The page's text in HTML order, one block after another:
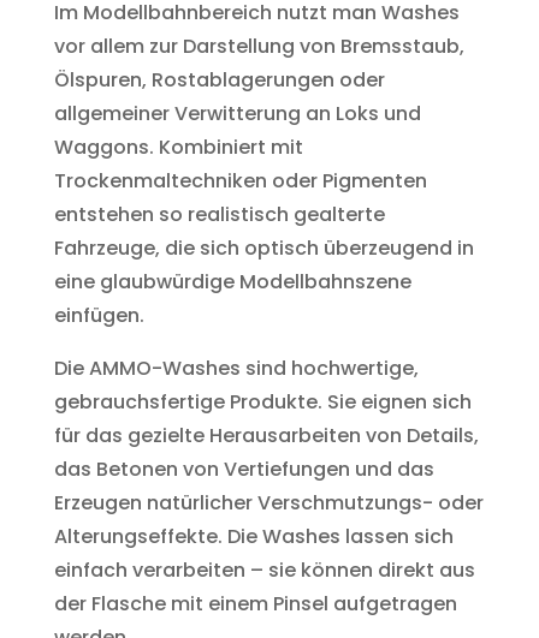
Im Modellbahnbereich nutzt man Washes
vor allem zur Darstellung von Bremsstaub,
Ölspuren, Rostablagerungen oder
allgemeiner Verwitterung an Loks und
Waggons. Kombiniert mit
Trockenmaltechniken oder Pigmenten
entstehen so realistisch gealterte
Fahrzeuge, die sich optisch überzeugend in
eine glaubwürdige Modellbahnszene
einfügen.
Die AMMO-Washes sind hochwertige,
gebrauchsfertige Produkte. Sie eignen sich
für das gezielte Herausarbeiten von Details,
das Betonen von Vertiefungen und das
Erzeugen natürlicher Verschmutzungs- oder
Alterungseffekte. Die Washes lassen sich
einfach verarbeiten – sie können direkt aus
der Flasche mit einem Pinsel aufgetragen